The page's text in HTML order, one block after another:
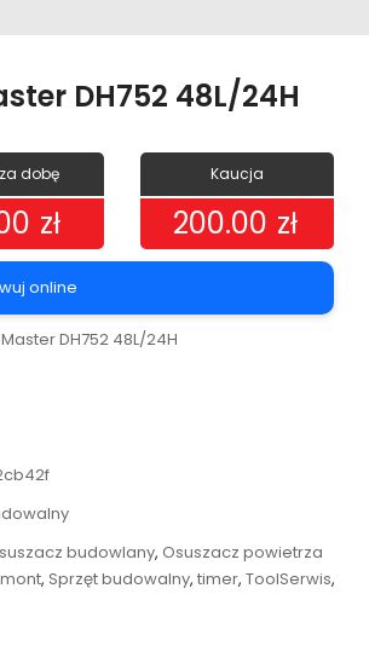
DH752 48L/24H
dobę
zł
Kaucja
200.00 zł
online
DH752 48L/24H
budowlany, Osuszacz powietrza
, Sprzęt budowalny, timer, ToolSerwis,